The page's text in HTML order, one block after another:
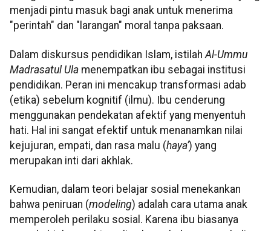
menjadi pintu masuk bagi anak untuk menerima
"perintah" dan "larangan" moral tanpa paksaan.
Dalam diskursus pendidikan Islam, istilah Al-Ummu
Madrasatul Ula menempatkan ibu sebagai institusi
pendidikan. Peran ini mencakup transformasi adab
(etika) sebelum kognitif (ilmu). Ibu cenderung
menggunakan pendekatan afektif yang menyentuh
hati. Hal ini sangat efektif untuk menanamkan nilai
kejujuran, empati, dan rasa malu (haya’) yang
merupakan inti dari akhlak.
Kemudian, dalam teori belajar sosial menekankan
bahwa peniruan (modeling) adalah cara utama anak
memperoleh perilaku sosial. Karena ibu biasanya